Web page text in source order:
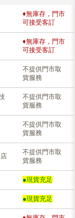
♦無庫存，門市
可接受客訂
♦無庫存，門市
可接受客訂
不提供門市取
貨服務
不提供門市取
貨服務
不提供門市取
貨服務
不提供門市取
貨服務
●現貨充足
●現貨充足